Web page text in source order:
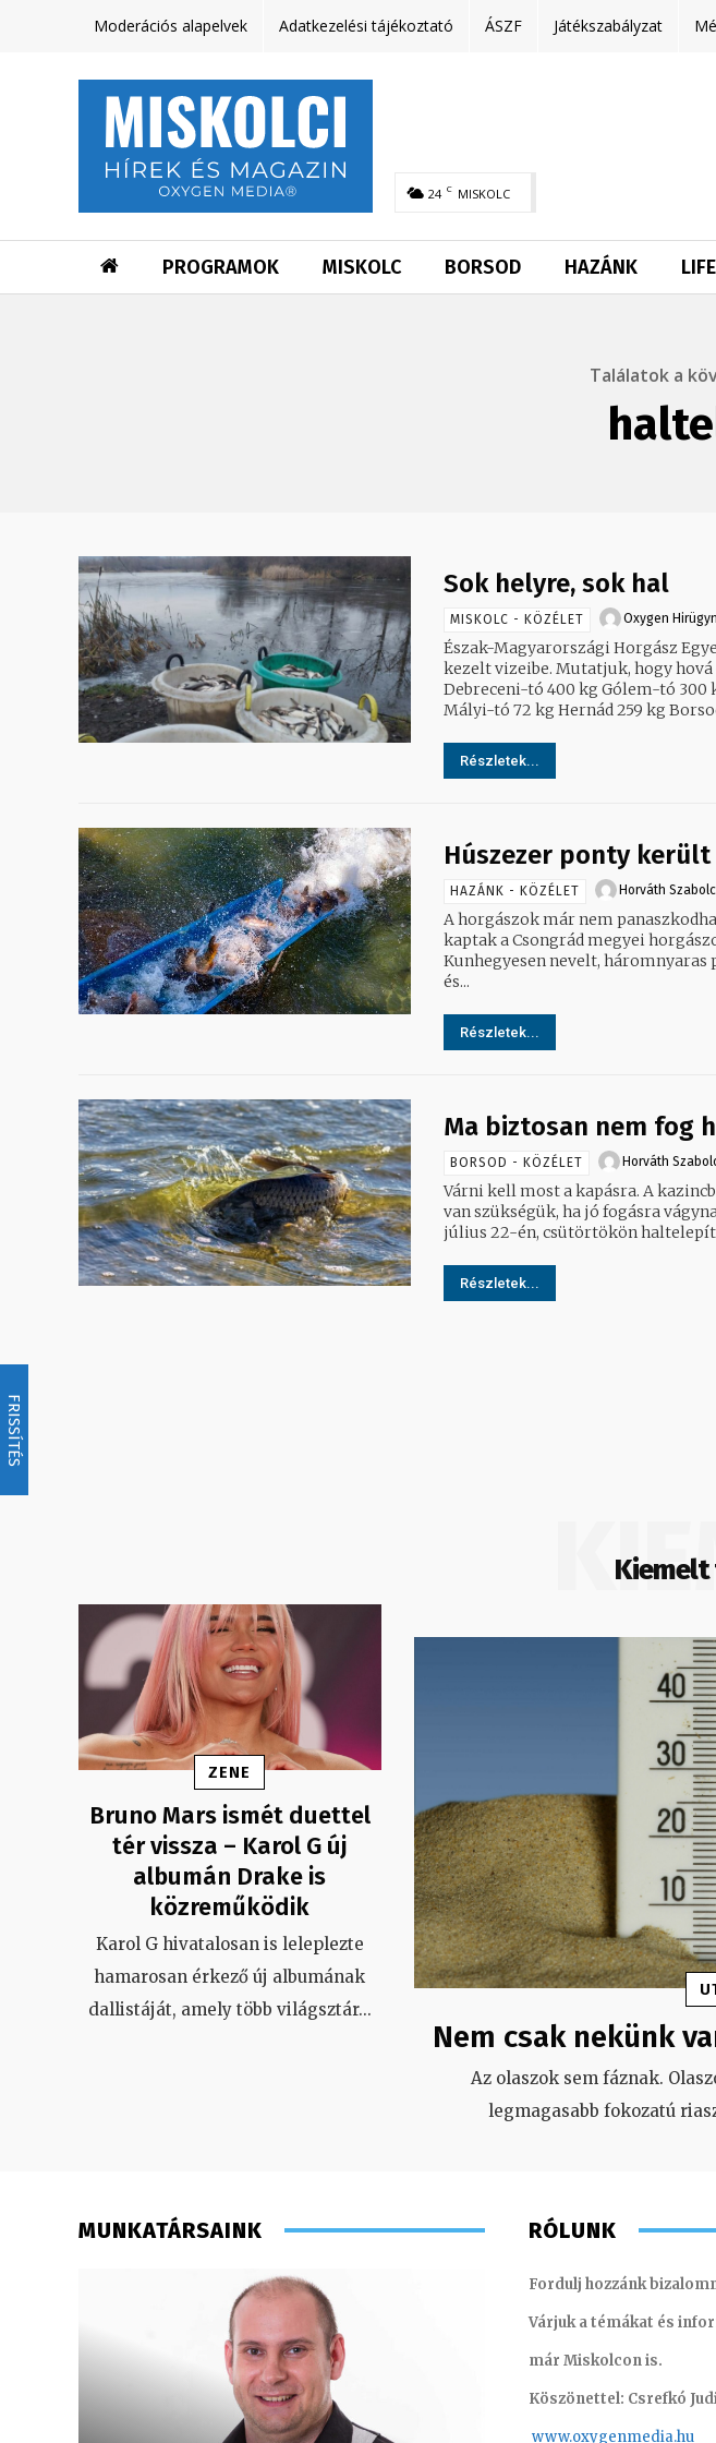
FRISSÍTÉS
Moderációs alapelvek Adatkezelési tájékoztató ÁSZF Játékszabályzat
24 C MISKOLC
PROGRAMOK MISKOLC BORSOD HAZÁNK
Találatok a
Sok helyre, sok hal
MISKOLC - KÖZÉLET Oxygen
Észak-Magyarországi Horgász
kezelt vizeibe. Mutatjuk, hogy hová és mennyit.
Debreceni-tó 400 kg Gólem-tó 300 kg Mályi-tó 50 kg Süllő 2-3 nyaras:
Mályi-tó 72
Részletek...
Húszezer ponty került
HAZÁNK - KÖZÉLET Horváth
A horgászok már nem panaszkodhatnak,
kaptak a Csongrád megyei
Kunhegyesen nevelt, háromnyaras
és...
Részletek...
Ma biztosan nem fog
BORSOD - KÖZÉLET Horváth
Várni kell most a kapásra. A kazincbarcikai horgászoknak egy kis türelemre
van szükségük, ha jó fogásra
július 22-én, csütörtökön
Részletek...
ZENE
Bruno Mars ismét duettel
tér vissza – Karol G új
albumán Drake is
közreműködik
Karol G hivatalosan is leleplezte
hamarosan érkező új albumának
dallistáját, amely több világsztár...
Nem csak nekünk
Az olaszok sem fáznak.
legmagasabb fokozatú
MUNKATÁRSAINK RÓLUNK
Fordulj hozzánk
Várjuk a témákat és
már Miskolcon is.
Köszönettel: Csrefkó
www.oxygenmedia.hu